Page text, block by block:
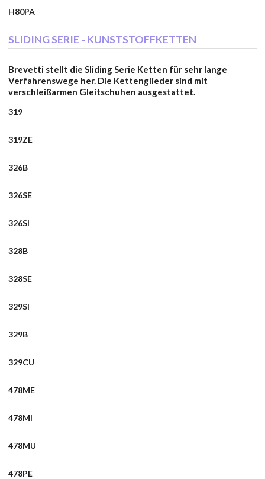
H80PA
SLIDING SERIE - KUNSTSTOFFKETTEN
Brevetti stellt die Sliding Serie Ketten für sehr lange
Verfahrenswege her. Die Kettenglieder sind mit
verschleißarmen Gleitschuhen ausgestattet.
319
319ZE
326B
326SE
326SI
328B
328SE
329SI
329B
329CU
478ME
478MI
478MU
478PE